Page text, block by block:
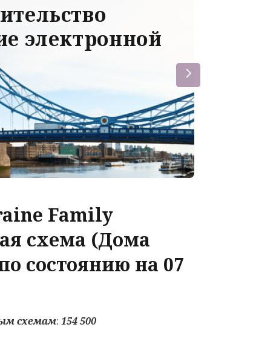
электронной
Family
схема (Дома
состоянию на 07
схемам: 154 500